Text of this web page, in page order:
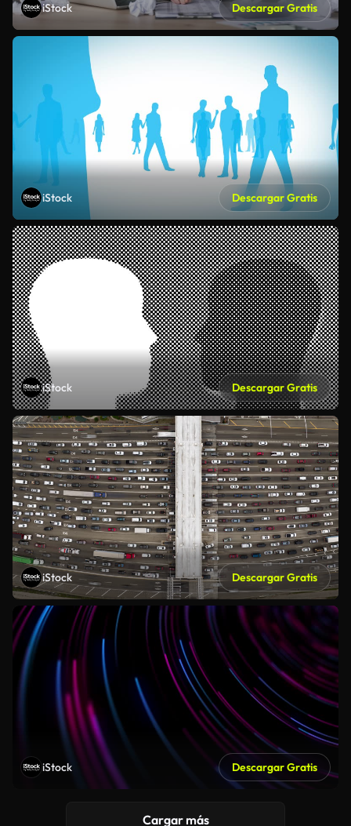
iStock Descargar Gratis
iStock Descargar Gratis
iStock Descargar Gratis
iStock Descargar Gratis
iStock Descargar Gratis
Cargar más